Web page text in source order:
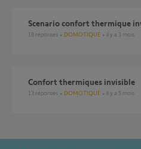
Scenario confort thermique
18 réponses DOMOTIQUE il y a 3 mois
Confort thermiques invisible
13 réponses DOMOTIQUE il y a 5 mois